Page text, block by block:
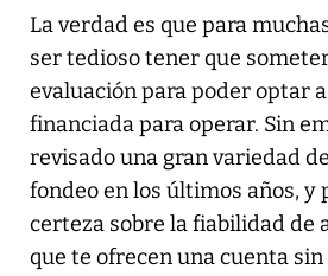
La verdad es que para
ser tedioso tener que
evaluación para poder optar
financiada para operar. Sin
revisado una gran variedad
fondeo en los últimos años, y
certeza sobre la fiabilidad de
que te ofrecen una cuenta